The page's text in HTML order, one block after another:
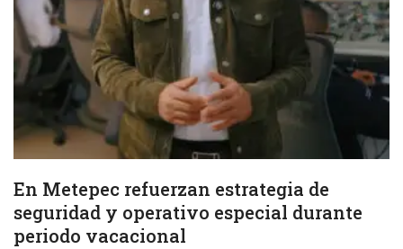
En Metepec refuerzan estrategia de
seguridad y operativo especial durante
periodo vacacional